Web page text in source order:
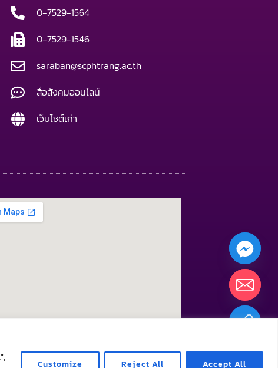
Customize Reject All Accept All
0-7529-1564
0-7529-1546
saraban@scphtrang.ac.th
สื่อสังคมออนไลน์
เว็บไซต์เก่า